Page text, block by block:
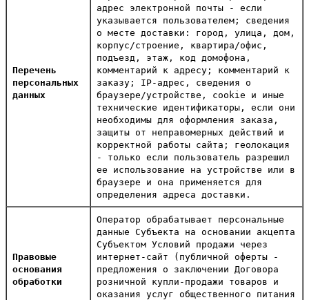
Перечень
персональных
данных
адрес электронной почты - если
указывается пользователем; сведения
о месте доставки: город, улица, дом,
корпус/строение, квартира/офис,
подъезд, этаж, код домофона,
комментарий к адресу; комментарий к
заказу; IP-адрес, сведения о
браузере/устройстве, cookie и иные
технические идентификаторы, если они
необходимы для оформления заказа,
защиты от неправомерных действий и
корректной работы сайта; геолокация
- только если пользователь разрешил
ее использование на устройстве или в
браузере и она применяется для
определения адреса доставки.
Правовые
основания
обработки
Оператор обрабатывает персональные
данные Субъекта на основании акцепта
Субъектом Условий продажи через
интернет-сайт (публичной оферты -
предложения о заключении Договора
розничной купли-продажи товаров и
оказания услуг общественного питания